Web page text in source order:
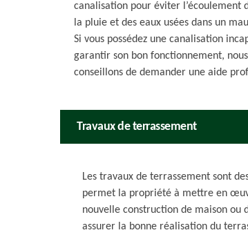
canalisation pour éviter l’écoulement
la pluie et des eaux usées dans un
Si vous possédez une canalisation
garantir son bon fonctionnement,
conseillons de demander une aide
Travaux de terrassement
Les travaux de terrassement sont
permet la propriété à mettre en
nouvelle construction de maison ou
assurer la bonne réalisation du